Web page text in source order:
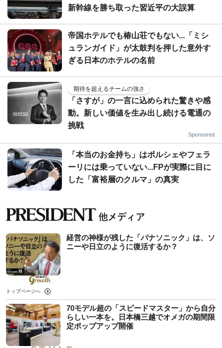
新幹線を勝ち取った習近平の大誤算
帝国ホテルでも椿山荘でもない...「ミシ
ュランガイド」が太鼓判を押した意外す
ぎる日本のホテルの名前
期待を超えるチームの強さ
「さすが」の一言に込められた驚きや感
動。新しい価値を生み出し続ける電通の
挑戦
Sponsored
「本当のお金持ち」はポルシェやフェラ
ーリには乗っていない...FPが実際に目に
した「富裕層のクルマ」の真実
経営の神様が残した「パナソニック」は、ソ
ニーや日立のように復活するか？
トップページへ
70モデル超の「スピードマスター」から自分
らしい一本を。日本橋三越でオメガの期間限
定ポップアップ開催